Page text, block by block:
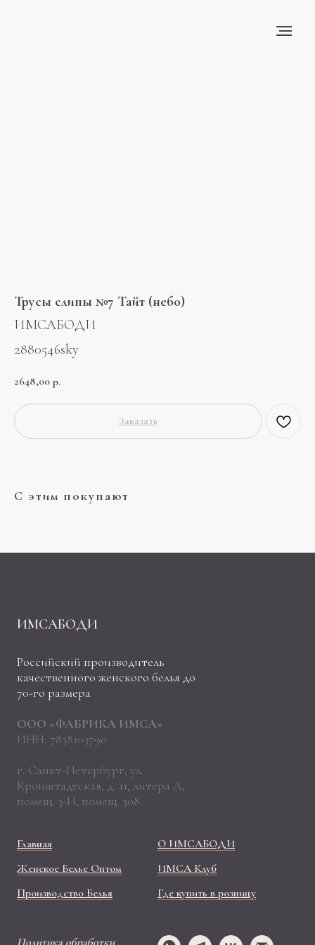
Трусы слипы №7 Тайт (небо)
ИМСАБОДИ
2880546sky
2648,00 р.
Заказать
С этим покупают
ИМСАБОДИ
Российский производитель
качественного женского белья до
70-го размера
ООО «ФАБРИКА ИМСА»
ИНН: 7838103790
г. Санкт-Петербург, ул.
Кронштадтская, д. 11, литера А,
помещ. 3-Н, помещ. 308
Главная
Женское Белье Оптом
Производство Белья
О ИМСАБОДИ
ИМСА Клуб
Где купить в розницу
Политика обработки